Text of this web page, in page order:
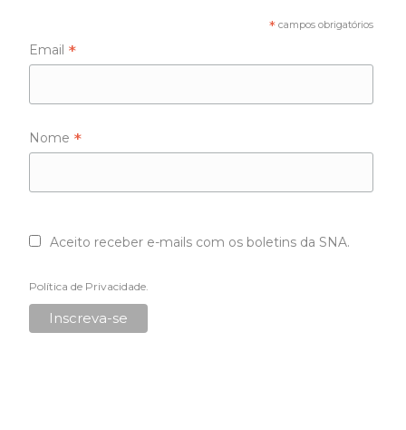
* campos obrigatórios
Email *
Nome *
Aceito receber e-mails com os boletins da SNA.
Política de Privacidade